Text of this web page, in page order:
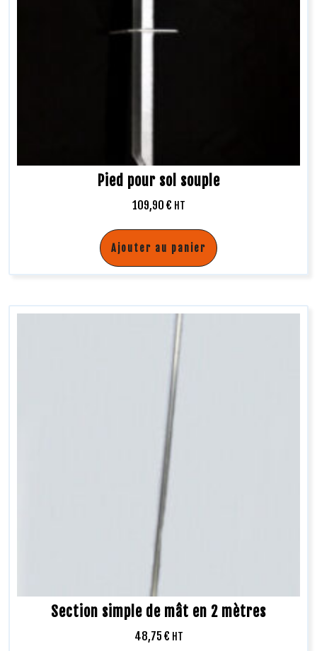
Pied pour sol souple
109,90 € HT
Ajouter au panier
Section simple de mât en 2 mètres
48,75 € HT